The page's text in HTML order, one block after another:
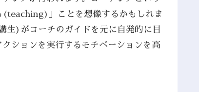
(teaching)」ことを想像するかもしれま
生)がコーチのガイドを元に自発的に目
ションを実行するモチベーションを高